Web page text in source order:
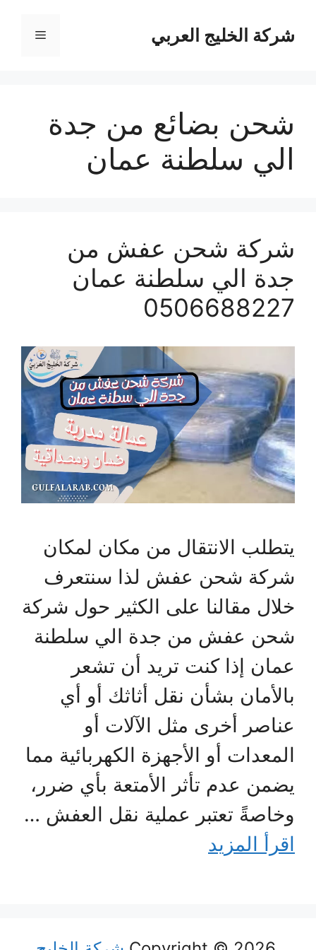
المحتوىشركة الخليج العربي القائمة
شحن بضائع من جدة
الي سلطنة عمان
شركة شحن عفش من
جدة الي سلطنة عمان
0506688227
يتطلب الانتقال من مكان لمكان
شركة شحن عفش لذا سنتعرف
خلال مقالنا على الكثير حول شركة
شحن عفش من جدة الي سلطنة
عمان إذا كنت تريد أن تشعر
بالأمان بشأن نقل أثاثك أو أي
عناصر أخرى مثل الآلات أو
المعدات أو الأجهزة الكهربائية مما
يضمن عدم تأثر الأمتعة بأي ضرر،
وخاصةً تعتبر عملية نقل العفش …
اقرأ المزيد